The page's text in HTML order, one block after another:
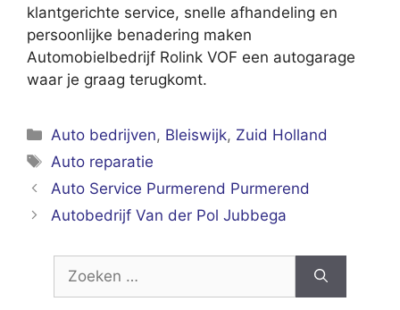
klantgerichte service, snelle afhandeling en
persoonlijke benadering maken
Automobielbedrijf Rolink VOF een autogarage
waar je graag terugkomt.
Categorieën
Auto bedrijven, Bleiswijk, Zuid Holland
Tags
Auto reparatie
Auto Service Purmerend Purmerend
Autobedrijf Van der Pol Jubbega
naar: